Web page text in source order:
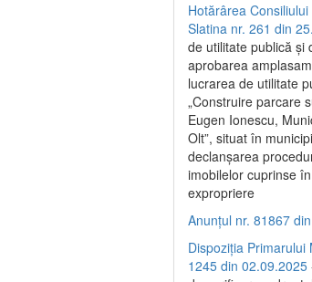
Hotărârea
Slatina nr. 261 din
de utilitate publică și
aprobarea
lucrarea de utilitate
„Construire parcare
Eugen Ionescu,
Olt”, situat în
declanșarea
imobilelor cuprinse
expropriere
Anunțul nr. 81867
Dispoziția Primarului
1245 din 02.09.2025